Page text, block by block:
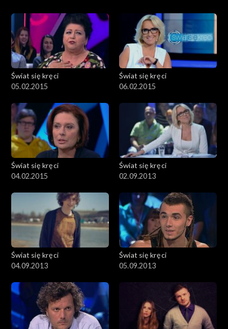
Świat się kręci
05.02.2015
Świat się kręci
06.02.2015
Świat się kręci
04.02.2015
Świat się kręci
02.09.2013
Świat się kręci
04.09.2013
Świat się kręci
05.09.2013